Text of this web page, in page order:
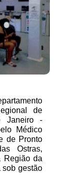
de
Janeiro -
Médico
de Pronto
Ostras,
Região da
sob gestão